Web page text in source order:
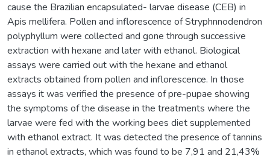
cause the Brazilian encapsulated- larvae disease (CEB) in
Apis mellifera. Pollen and inflorescence of Stryphnnodendron
polyphyllum were collected and gone through successive
extraction with hexane and later with ethanol. Biological
assays were carried out with the hexane and ethanol
extracts obtained from pollen and inflorescence. In those
assays it was verified the presence of pre-pupae showing
the symptoms of the disease in the treatments where the
larvae were fed with the working bees diet supplemented
with ethanol extract. It was detected the presence of tannins
in ethanol extracts, which was found to be 7,91 and 21,43%